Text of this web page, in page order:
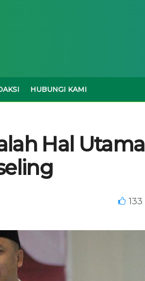
HUBUNGI KAMI
Hal Utama
133